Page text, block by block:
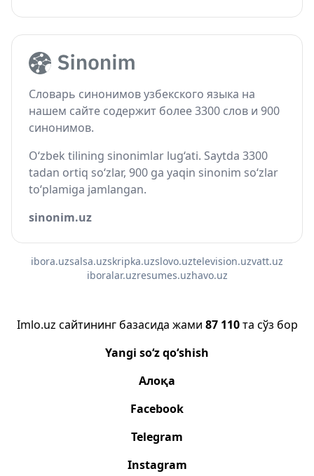
Словарь синонимов узбекского языка на
нашем сайте содержит более 3300 слов и 900
синонимов.
O‘zbek tilining sinonimlar lug‘ati. Saytda 3300
tadan ortiq so‘zlar, 900 ga yaqin sinonim so‘zlar
to‘plamiga jamlangan.
sinonim.uz
ibora.uzsalsa.uzskripka.uzslovo.uztelevision.uzvatt.uz
iboralar.uzresumes.uzhavo.uz
Imlo.uz сайтининг базасида жами 87 110та сўз бор
Yangi so‘z qo‘shish
Алоқа
Facebook
Telegram
Instagram